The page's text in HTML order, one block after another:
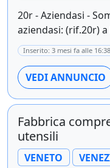
20r - Aziendasi -
aziendasi: (rif.20r) a
Inserito: 3 mesi fa alle 16:38
VEDI ANNUNCIO
Fabbrica
utensili
VENETO